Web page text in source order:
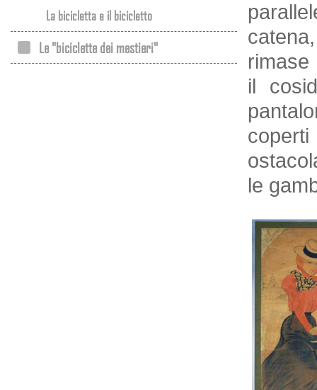
La bicicletta e il bicicletto
Le "biciclette dei mestieri"
rimase
il
le